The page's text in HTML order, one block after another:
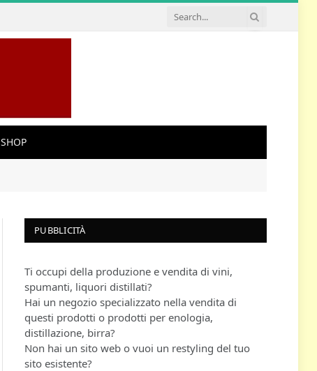
SHOP
PUBBLICITÀ
Ti occupi della produzione e vendita di vini,
spumanti, liquori distillati?
Hai un negozio specializzato nella vendita di
questi prodotti o prodotti per enologia,
distillazione, birra?
Non hai un sito web o vuoi un restyling del tuo
sito esistente?